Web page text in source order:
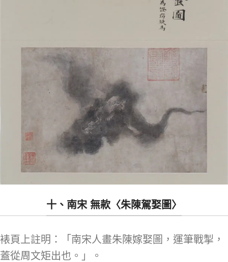
十、南宋 無款〈朱陳駕娶圖〉
裱頁上註明：「南宋人畫朱陳嫁娶圖，運筆戰掣，
蓋從周文矩出也。」。